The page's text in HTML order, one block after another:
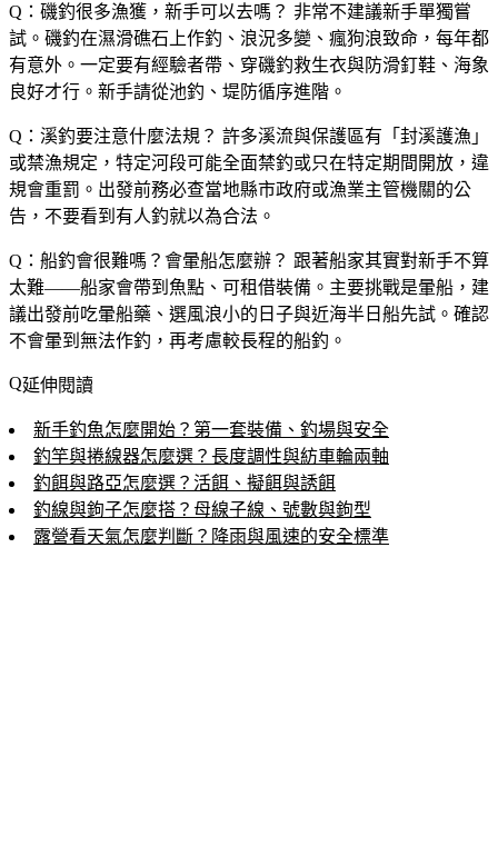
Q：磯釣很多漁獲，新手可以去嗎？ 非常不建議新手單獨嘗
試。磯釣在濕滑礁石上作釣、浪況多變、瘋狗浪致命，每年都
有意外。一定要有經驗者帶、穿磯釣救生衣與防滑釘鞋、海象
良好才行。新手請從池釣、堤防循序進階。
Q：溪釣要注意什麼法規？ 許多溪流與保護區有「封溪護漁」
或禁漁規定，特定河段可能全面禁釣或只在特定期間開放，違
規會重罰。出發前務必查當地縣市政府或漁業主管機關的公
告，不要看到有人釣就以為合法。
Q：船釣會很難嗎？會暈船怎麼辦？ 跟著船家其實對新手不算
太難——船家會帶到魚點、可租借裝備。主要挑戰是暈船，建
議出發前吃暈船藥、選風浪小的日子與近海半日船先試。確認
不會暈到無法作釣，再考慮較長程的船釣。
延伸閱讀
新手釣魚怎麼開始？第一套裝備、釣場與安全
釣竿與捲線器怎麼選？長度調性與紡車輪兩軸
釣餌與路亞怎麼選？活餌、擬餌與誘餌
釣線與鉤子怎麼搭？母線子線、號數與鉤型
露營看天氣怎麼判斷？降雨與風速的安全標準